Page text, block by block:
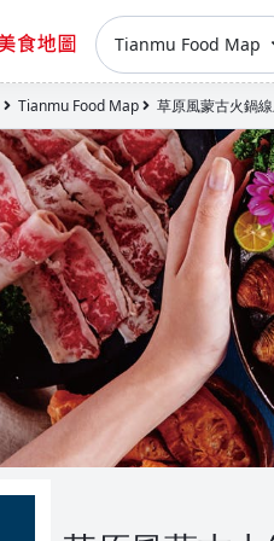
Tianmu Food Map
Tianmu Food Map 草原風蒙古火鍋